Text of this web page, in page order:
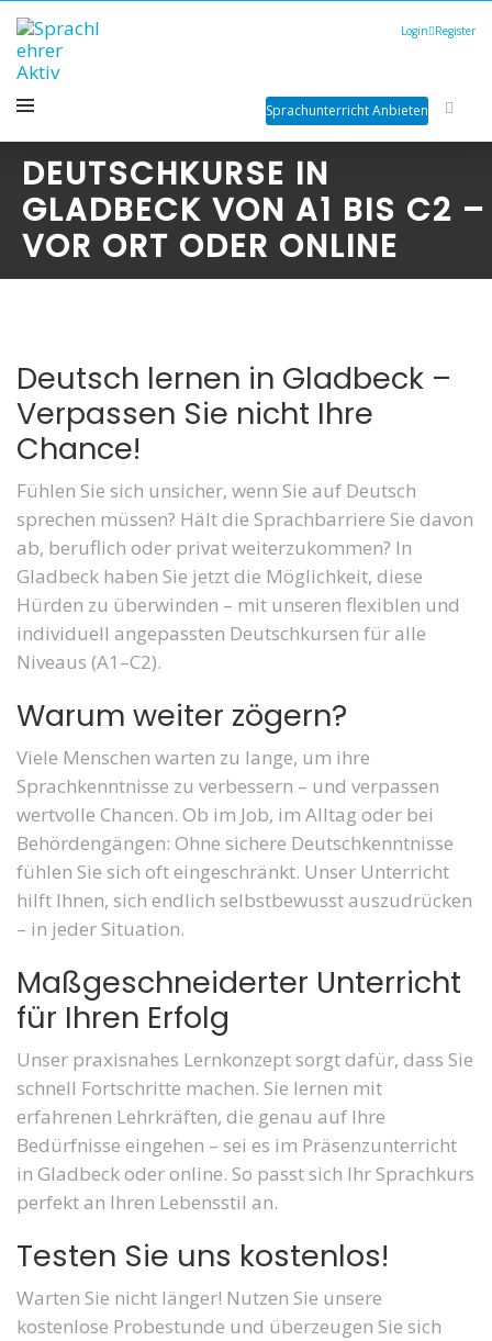
Login Register
Sprachunterricht Anbieten
DEUTSCHKURSE IN
GLADBECK VON A1 BIS C2 –
VOR ORT ODER ONLINE
Deutsch lernen in Gladbeck –
Verpassen Sie nicht Ihre
Chance!
Fühlen Sie sich unsicher, wenn Sie auf Deutsch
sprechen müssen? Hält die Sprachbarriere Sie davon
ab, beruflich oder privat weiterzukommen? In
Gladbeck haben Sie jetzt die Möglichkeit, diese
Hürden zu überwinden – mit unseren flexiblen und
individuell angepassten Deutschkursen für alle
Niveaus (A1–C2).
Warum weiter zögern?
Viele Menschen warten zu lange, um ihre
Sprachkenntnisse zu verbessern – und verpassen
wertvolle Chancen. Ob im Job, im Alltag oder bei
Behördengängen: Ohne sichere Deutschkenntnisse
fühlen Sie sich oft eingeschränkt. Unser Unterricht
hilft Ihnen, sich endlich selbstbewusst auszudrücken
– in jeder Situation.
Maßgeschneiderter Unterricht
für Ihren Erfolg
Unser praxisnahes Lernkonzept sorgt dafür, dass Sie
schnell Fortschritte machen. Sie lernen mit
erfahrenen Lehrkräften, die genau auf Ihre
Bedürfnisse eingehen – sei es im Präsenzunterricht
in Gladbeck oder online. So passt sich Ihr Sprachkurs
perfekt an Ihren Lebensstil an.
Testen Sie uns kostenlos!
Warten Sie nicht länger! Nutzen Sie unsere
kostenlose Probestunde und überzeugen Sie sich